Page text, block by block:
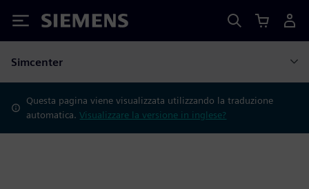
Siemens
Simcenter
Questa pagina viene visualizzata utilizzando la traduzione
automatica.Visualizzare la versione in inglese?